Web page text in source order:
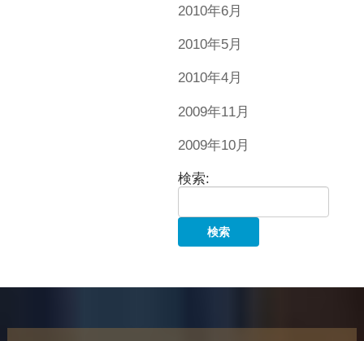
2010年6月
2010年5月
2010年4月
2009年11月
2009年10月
検索: